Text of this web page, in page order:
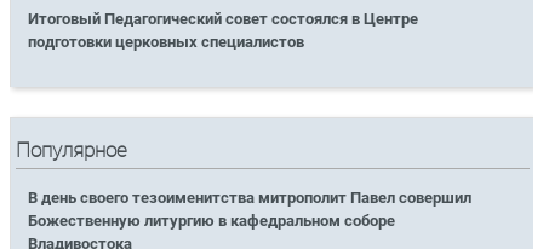
Итоговый Педагогический совет состоялся в Центре
подготовки церковных специалистов
Популярное
В день своего тезоименитства митрополит Павел совершил
Божественную литургию в кафедральном соборе
Владивостока